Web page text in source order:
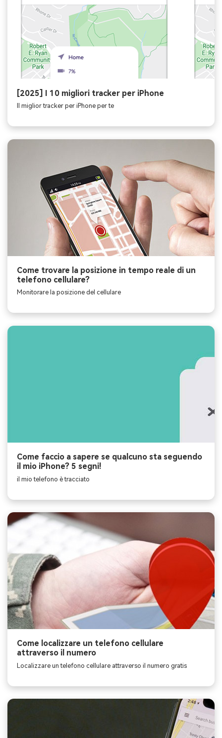
[2025] I 10 migliori tracker per iPhone
Il miglior tracker per iPhone per te
Come trovare la posizione in tempo reale di un
telefono cellulare?
Monitorare la posizione del cellulare
Come faccio a sapere se qualcuno sta seguendo
il mio iPhone? 5 segni!
il mio telefono è tracciato
Come localizzare un telefono cellulare
attraverso il numero
Localizzare un telefono cellulare attraverso il numero gratis